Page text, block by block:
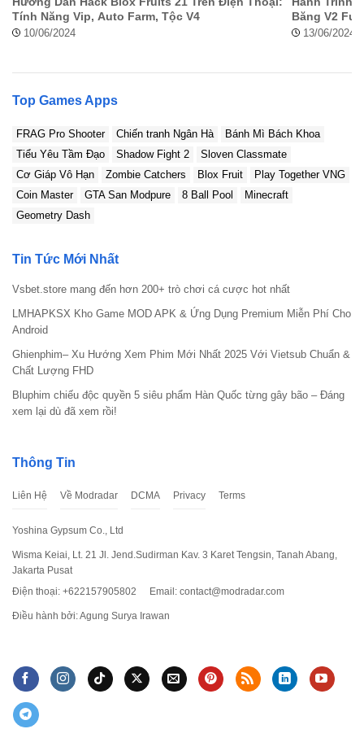
Hướng dẫn tải và cài game Angry Birds 2 Hack
Tính Năng Vip, Auto Farm, Tộc V4
10/06/2024
Băng V2
13/06/2024
Top Games Apps
FRAG Pro Shooter Chiến tranh Ngân Hà
Bánh Mì Bách Khoa
Tiểu Yêu Tầm Đạo
Shadow Fight 2
Sloven Classmate
Cơ Giáp Vô Hạn
Zombie Catchers Blox Fruit
Play Together VNG
Coin Master
GTA San Modpure 8 Ball Pool
Minecraft
Geometry Dash
Tin Tức Mới Nhất
Vsbet.store mang đến hơn 200+ trò chơi cá cược hot nhất
LMHAPKSX Kho Game MOD APK & Ứng Dụng Premium Miễn Phí Cho
Android
Ghienphim– Xu Hướng Xem Phim Mới Nhất 2025 Với Vietsub Chuẩn &
Chất Lượng FHD
Bluphim chiếu độc quyền 5 siêu phẩm Hàn Quốc từng gây bão – Đáng
xem lại dù đã xem rồi!
Thông Tin
Liên Hệ Về Modradar DCMA Privacy Terms
Yoshina Gypsum Co., Ltd
Wisma Keiai, Lt. 21 Jl. Jend.Sudirman Kav. 3 Karet Tengsin, Tanah Abang,
Jakarta Pusat
Điện thoại: +622157905802
Email: contact@modradar.com
Điều hành bởi: Agung Surya Irawan